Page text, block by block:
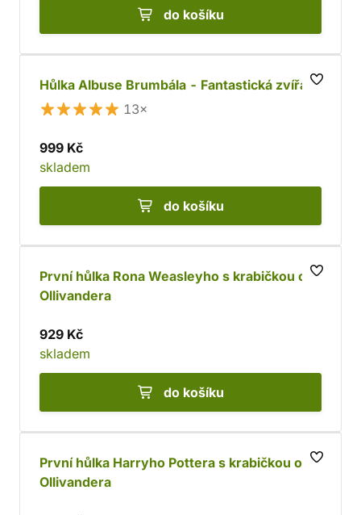
do košíku
Hůlka Albuse Brumbála - Fantastická zvířata
13×
999 Kč
skladem
do košíku
První hůlka Rona Weasleyho s krabičkou od
Ollivandera
929 Kč
skladem
do košíku
První hůlka Harryho Pottera s krabičkou od
Ollivandera